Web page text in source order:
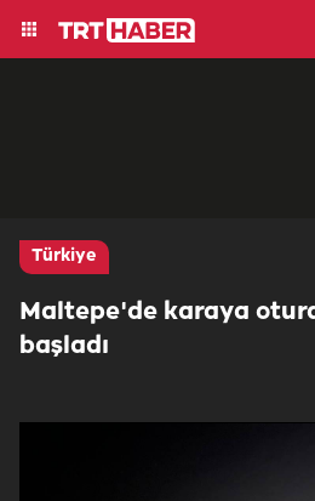
Türkiye
Maltepe'de karaya
başladı